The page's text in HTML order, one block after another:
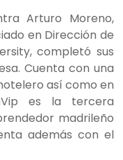
Arturo Moreno,
en Dirección de
completó sus
Cuenta con una
así como en
es la tercera
madrileño
además con el